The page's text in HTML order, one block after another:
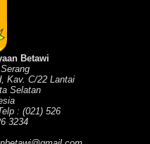
Betawi
Kav. C/22 Lantai
Selatan
: (021) 526
3234